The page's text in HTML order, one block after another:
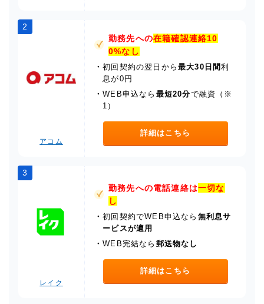
2
アコム
勤務先への在籍確認連絡10
0%なし
・初回契約の翌日から最大30日間利
息が0円
・WEB申込なら 最短20分で融資（※
1）
詳細はこちら
3
レイク
勤務先への電話連絡は一切な
し
・初回契約でWEB申込なら 無利息サ
ービスが適用
・WEB完結なら 郵送物なし
詳細はこちら